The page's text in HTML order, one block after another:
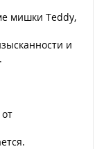
мишки Teddy,
и